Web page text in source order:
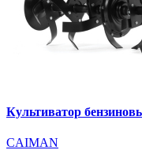
Культиватор
CAIMAN